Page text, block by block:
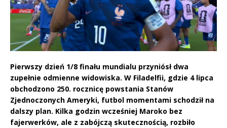
Pierwszy dzień 1/8 finału mundialu przyniósł dwa
zupełnie odmienne widowiska. W Filadelfii, gdzie 4 lipca
obchodzono 250. rocznicę powstania Stanów
Zjednoczonych Ameryki, futbol momentami schodził na
dalszy plan. Kilka godzin wcześniej Maroko bez
fajerwerków, ale z zabójczą skutecznością, rozbiło